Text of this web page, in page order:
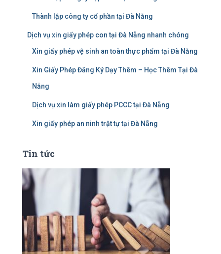
Thành lập công ty cổ phần tại Đà Nẵng
Dịch vụ xin giấy phép con tại Đà Nẵng nhanh chóng
Xin giấy phép vệ sinh an toàn thực phẩm tại Đà Nẵng
Xin Giấy Phép Đăng Ký Dạy Thêm – Học Thêm Tại Đà
Nẵng
Dịch vụ xin làm giấy phép PCCC tại Đà Nẵng
Xin giấy phép an ninh trật tự tại Đà Nẵng
Tin tức